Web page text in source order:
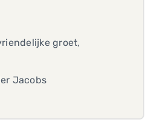
groet,
Jacobs